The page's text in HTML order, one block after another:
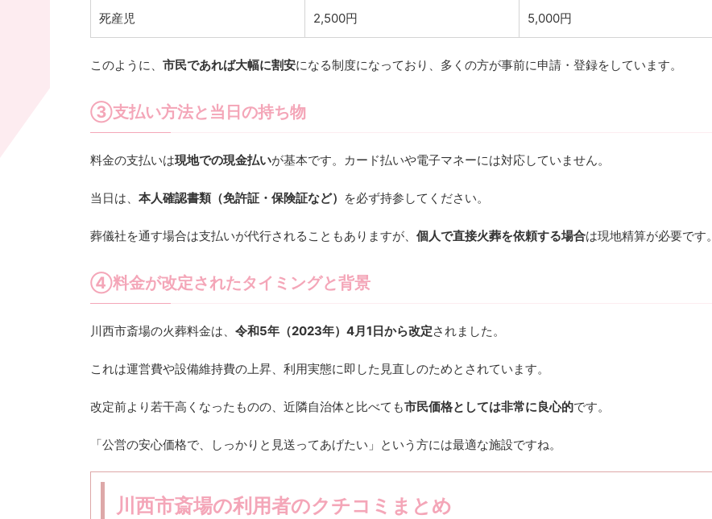
死産児 2,500円 5,000円
このように、 市民であれば大幅に割安になる制度になっており、多くの方が事前に申請・登録をしています。
③支払い方法と当日の持ち物
料金の支払いは現地での現金払いが基本です。カード払いや電子マネーには対応していません。
当日は、 本人確認書類（免許証・保険証など） を必ず持参してください。
葬儀社を通す場合は支払いが代行されることもありますが、 個人で直接火葬を依頼する場合は現地精算が必要です。
④料金が改定されたタイミングと背景
川西市斎場の火葬料金は、 令和5年（2023年）4月1日から改定されました。
これは運営費や設備維持費の上昇、利用実態に即した見直しのためとされています。
改定前より若干高くなったものの、近隣自治体と比べても市民価格としては非常に良心的です。
「公営の安心価格で、しっかりと見送ってあげたい」という方には最適な施設ですね。
川西市斎場の利用者のクチコミまとめ